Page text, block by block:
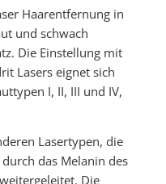
Haarentfernung in
und schwach
Die Einstellung mit
Lasers eignet sich
I, II, III und IV,
Lasertypen, die
das Melanin des
Die